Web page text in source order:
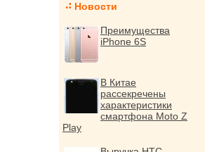
Новости
Преимущества
iPhone 6S
В Китае
рассекречены
характеристики
смартфона Moto Z
Play